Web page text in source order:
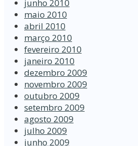
junho 2010
maio 2010
abril 2010
março 2010
fevereiro 2010
janeiro 2010
dezembro 2009
novembro 2009
outubro 2009
setembro 2009
agosto 2009
julho 2009
junho 2009